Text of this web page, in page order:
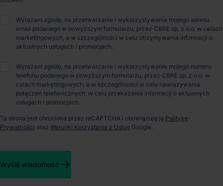
firm e-commerce, jak i lekkiej produkcji. Atutem obiektu jest
tras S8, S7, S2 oraz autostrady A2, szybki dojazd do centrum
Warszawy i Lotniska Chopina. Magazyn wyposażony jest m.in.
w doki hydrauliczne, posadzkę o nośności 7 t/m², wysokość
z systemem DALI oraz energooszczędne pompy ciepła. Obiekt
posiada certyfikat BREEAM Excellent, potwierdzający wysokie
standardy zrównoważonego budownictwa i komfort
użytkowania. Idealna lokalizacja w jednym z najważniejszych
hubów logistycznych regionu warszawskiego gwarantuje
sprawną obsługę rynku lokalnego i krajowego.
Komunikacja
Autostrada / droga ekspresowa
Wyrażam zgodę, na przetwarzanie i wykorzystywanie mojego adresu
email podanego w powyższym formularzu, przez CBRE sp. z o.o. w celach
marketingowych, a w szczególności w celu otrzymywania informacji o
aktualnych usługach i promocjach.
Wyrażam zgodę, na przetwarzanie i wykorzystywanie mojego numeru
telefonu podanego w powyższym formularzu, przez CBRE sp. z o.o. w
celach marketingowych, a w szczególności w celu nawiązywania
połączeń telefonicznych, w celu przekazania informacji o aktualnych
usługach i promocjach.
Ta strona jest chroniona przez reCAPTCHA i obowiązują ją Politykę
Prywatności oraz Warunki Korzystania z Usług Google.
Wyślij wiadomość